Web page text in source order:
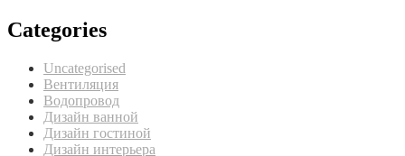
Categories
Uncategorised
Вентиляция
Водопровод
Дизайн ванной
Дизайн гостиной
Дизайн интерьера